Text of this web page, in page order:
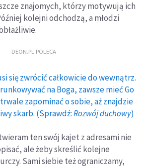
znajomych, którzy motywują ich
kolejni odchodzą, a młodzi
DEON.PL POLECA
się zwrócić całkowicie do wewnątrz.
na Boga, zawsze mieć Go
zapominać o sobie, aż znajdzie
skarb. (Sprawdź:Rozwój duchowy)
ten swój kajet z adresami nie
ale żeby skreślić kolejne
Sami siebie też ograniczamy,